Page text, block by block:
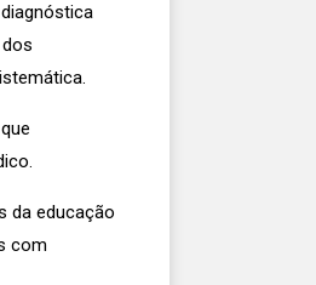
da educação
com